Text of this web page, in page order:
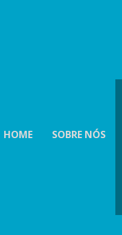
HOME SOBRE NÓS